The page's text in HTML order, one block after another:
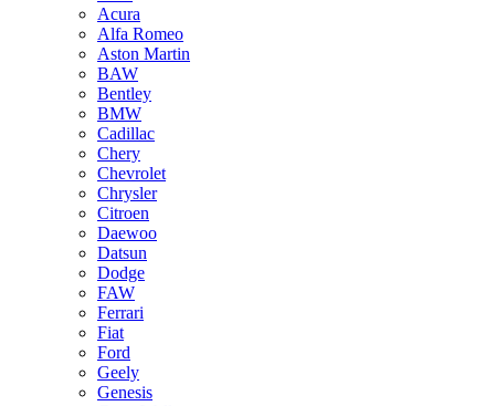
Acura
Alfa Romeo
Aston Martin
BAW
Bentley
BMW
Cadillac
Chery
Chevrolet
Chrysler
Citroen
Daewoo
Datsun
Dodge
FAW
Ferrari
Fiat
Ford
Geely
Genesis